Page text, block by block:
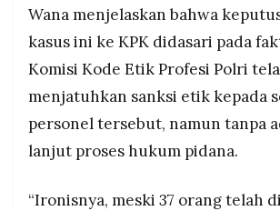
Wana menjelaskan bahwa
kasus ini ke KPK didasari pada
Komisi Kode Etik Profesi Polri
menjatuhkan sanksi etik kepada
personel tersebut, namun tanpa
lanjut proses hukum pidana.
“Ironisnya, meski 37 orang telah